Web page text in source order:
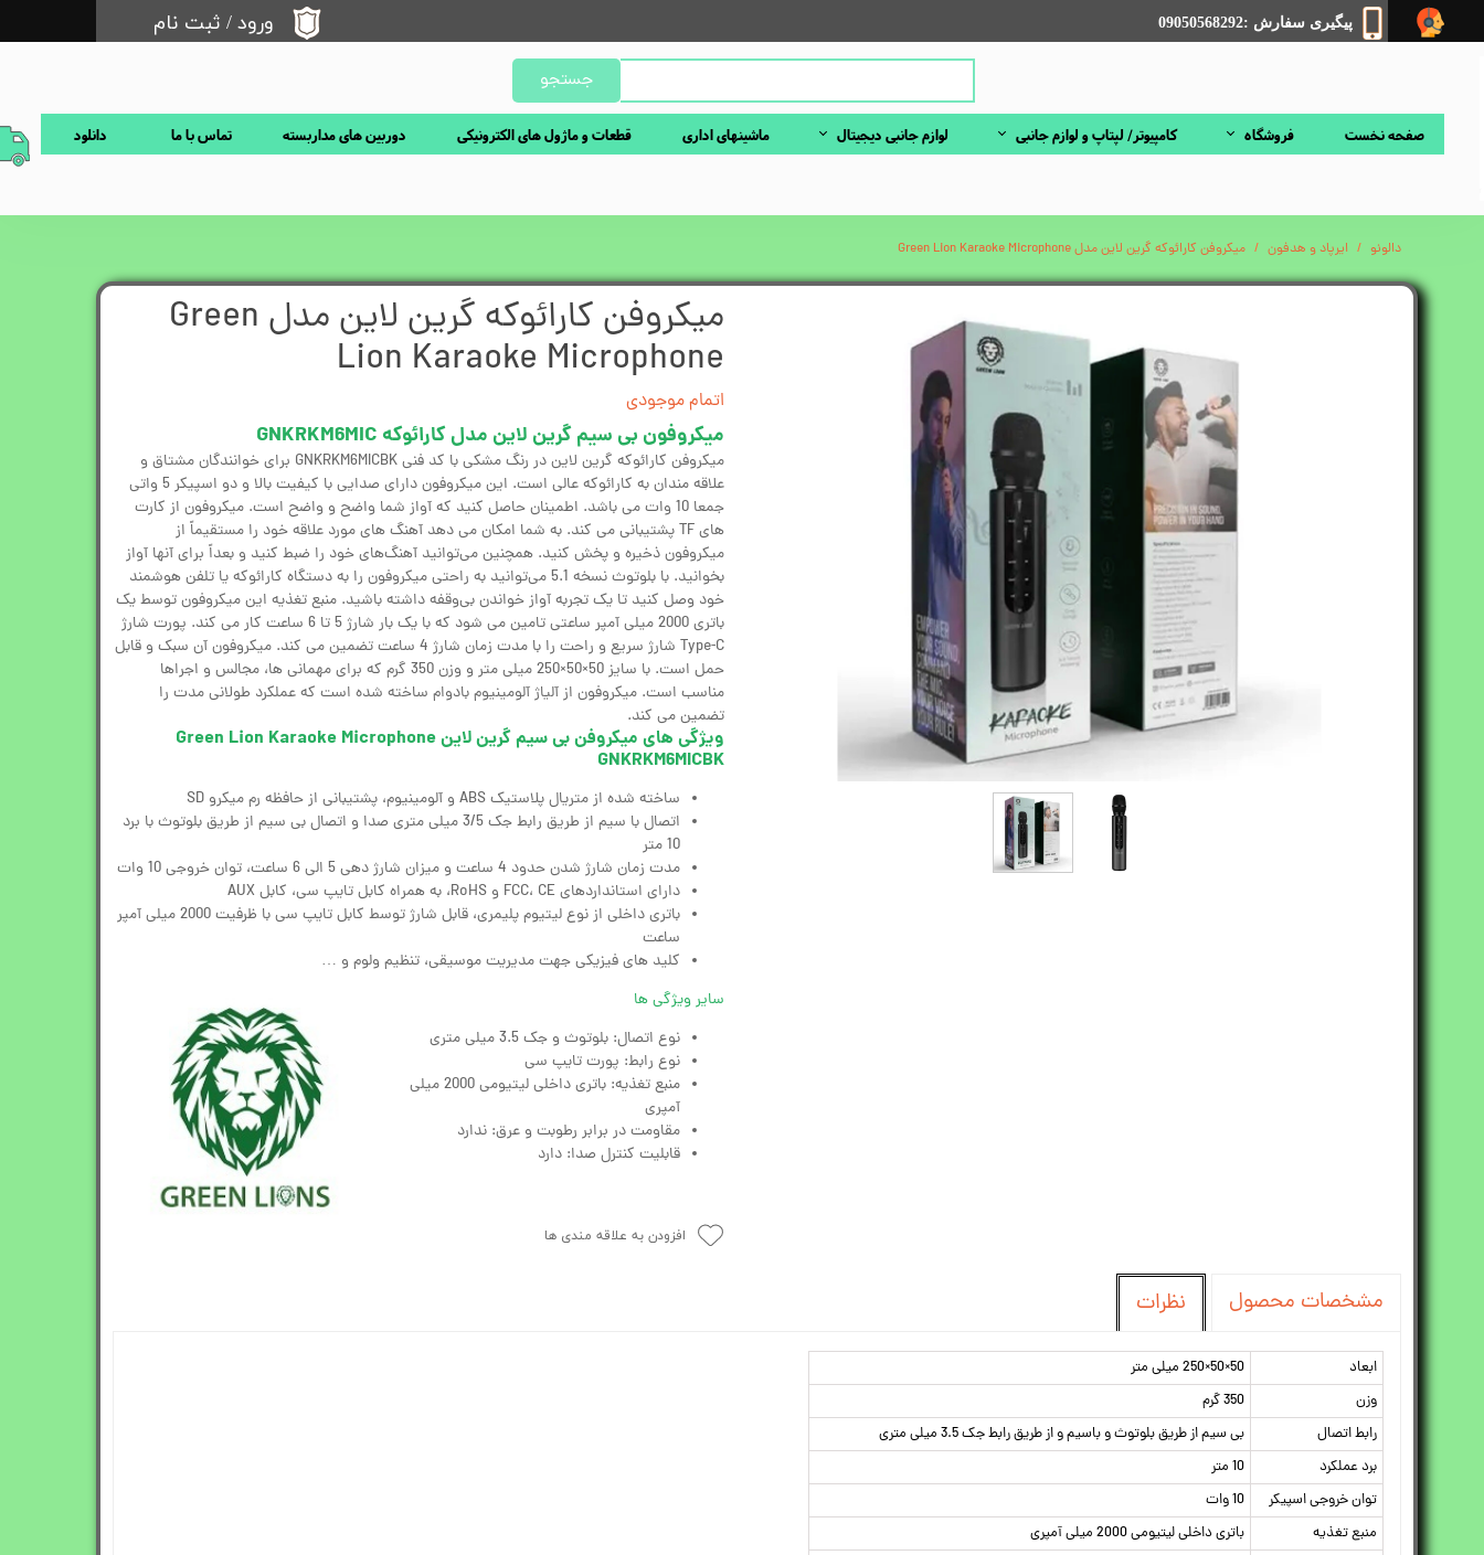
پیگیری سفارش :09050568292
جستجو
صفحه نخست فروشگاه کامپیوتر/ لپتاپ و لوازم جانبی لوازم جانبی دیجیتال ماشینهای اداری قطعات و ماژول های الکترونیکی دوربین های مداربسته تماس با ما دانلود
ورود / ثبت نام
سفارشات
دالونو ایرپاد و هدفون میکروفن کارائوکه گرین لاین مدل Green Lion Karaoke Microphone
میکروفن کارائوکه گرین لاین مدل Green
Lion Karaoke Microphone
اتمام موجودی
میکروفون بی سیم گرین لاین مدل کارائوکه GNKRKM6MIC
میکروفن کارائوکه گرین لاین در رنگ مشکی با کد فنی GNKRKM6MICBK برای خوانندگان مشتاق و
علاقه مندان به کارائوکه عالی است. این میکروفون دارای صدایی با کیفیت بالا و دو اسپیکر 5 واتی
جمعا 10 وات می باشد. اطمینان حاصل کنید که آواز شما واضح و واضح است. میکروفون از کارت
های TF پشتیبانی می کند. به شما امکان می دهد آهنگ های مورد علاقه خود را مستقیماً از
میکروفون ذخیره و پخش کنید. همچنین می‌توانید آهنگ‌های خود را ضبط کنید و بعداً برای آنها آواز
بخوانید. با بلوتوث نسخه 5.1 می‌توانید به راحتی میکروفون را به دستگاه کارائوکه یا تلفن هوشمند
خود وصل کنید تا یک تجربه آواز خواندن بی‌وقفه داشته باشید. منبع تغذیه این میکروفون توسط یک
باتری 2000 میلی آمپر ساعتی تامین می شود که با یک بار شارژ 5 تا 6 ساعت کار می کند. پورت شارژ
Type-C شارژ سریع و راحت را با مدت زمان شارژ 4 ساعت تضمین می کند. میکروفون آن سبک و قابل
حمل است. با سایز 50×50×250 میلی متر و وزن 350 گرم که برای مهمانی ها، مجالس و اجراها
مناسب است. میکروفون از آلیاژ آلومینیوم بادوام ساخته شده است که عملکرد طولانی مدت را
تضمین می کند.
ویژگی های میکروفن بی سیم گرین لاین Green Lion Karaoke Microphone
GNKRKM6MICBK
ساخته شده از متریال پلاستیک ABS و آلومینیوم، پشتیبانی از حافظه رم میکرو SD
اتصال با سیم از طریق رابط جک 3/5 میلی متری صدا و اتصال بی سیم از طریق بلوتوث با برد
10 متر
مدت زمان شارژ شدن حدود 4 ساعت و میزان شارژ دهی 5 الی 6 ساعت، توان خروجی 10 وات
دارای استانداردهای FCC، CE و RoHS، به همراه کابل تایپ سی، کابل AUX
باتری داخلی از نوع لیتیوم پلیمری، قابل شارژ توسط کابل تایپ سی با ظرفیت 2000 میلی آمپر
ساعت
کلید های فیزیکی جهت مدیریت موسیقی، تنظیم ولوم و …
سایر ویژگی ها
نوع اتصال: بلوتوث و جک 3.5 میلی متری
نوع رابط: پورت تایپ سی
منبع تغذیه: باتری داخلی لیتیومی 2000 میلی
آمپری
مقاومت در برابر رطوبت و عرق: ندارد
قابلیت کنترل صدا: دارد
افزودن به علاقه مندی ها
مشخصات محصول نظرات
ابعاد
50×50×250 میلی متر
وزن
350 گرم
رابط اتصال
بی سیم از طریق بلوتوث و باسیم و از طریق رابط جک 3.5 میلی متری
برد عملکرد
10 متر
توان خروجی اسپیکر
10 وات
منبع تغذیه
باتری داخلی لیتیومی 2000 میلی آمپری